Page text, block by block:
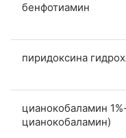
бенфотиамин
пиридоксина
цианокобаламин
цианокобаламин)